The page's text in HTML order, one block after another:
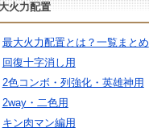
火力配置
最大火力配置とは？一覧まとめ
回復十字消し用
2色コンボ・列強化・英雄神用
2way・二色用
キン肉マン編用